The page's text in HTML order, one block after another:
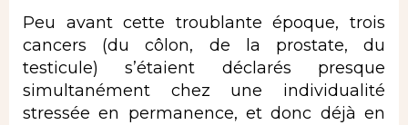
Peu avant cette troublante époque, trois
cancers (du côlon, de la prostate, du
testicule) s’étaient déclarés presque
simultanément chez une individualité
stressée en permanence, et donc déjà en